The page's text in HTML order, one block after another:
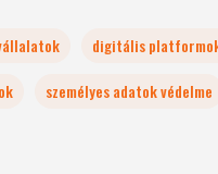
digitális
személyes adatok védelme